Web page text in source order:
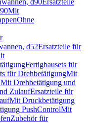
d90Ersatzteile
Mit
Ohne
d52Ersatzteile für
Fertigbausets für
für DrehbetätigungMit
Drehbetätigung und
ZulaufErsatzteile für
Mit Druckbetätigung
PushControlMit
Zubehör für